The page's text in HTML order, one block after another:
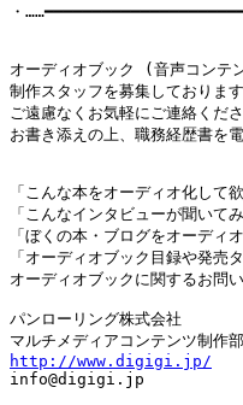
・
オーディオブック (音声コンテ
制作スタッフを募集しておりま
ご遠慮なくお気軽にご連絡くだ
お書き添えの上、職務経歴書を
「こんな本をオーディオ化して欲
「こんなインタビューが聞いてみ
「ぼくの本・ブログをオーディ
「オーディオブック目録や発売
オーディオブックに関するお問
パンローリング株式会社
http://www.digigi.jp/
info@digigi.jp